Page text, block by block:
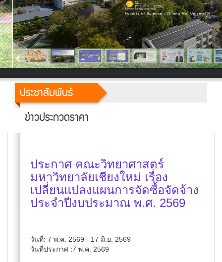
ประชาสัมพันธ์
ข่าวประกวดราคา
ประกาศ คณะวิทยาศาสตร์
มหาวิทยาลัยเชียงใหม่ เรื่อง
เปลี่ยนแปลงแผนการจัดซื้อจัดจ้าง
ประจำปีงบประมาณ พ.ศ. 2569
วันที่: 7 พ.ค. 2569 - 17 มิ.ย. 2569
วันที่ประกาศ :7 พ.ค. 2569